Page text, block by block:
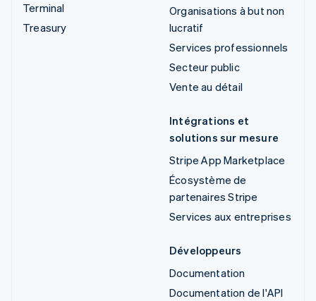
Terminal
Treasury
Organisations à but non
lucratif
Services professionnels
Secteur public
Vente au détail
Intégrations et
solutions sur mesure
Stripe App Marketplace
Écosystème de
partenaires Stripe
Services aux entreprises
Développeurs
Documentation
Documentation de l'API